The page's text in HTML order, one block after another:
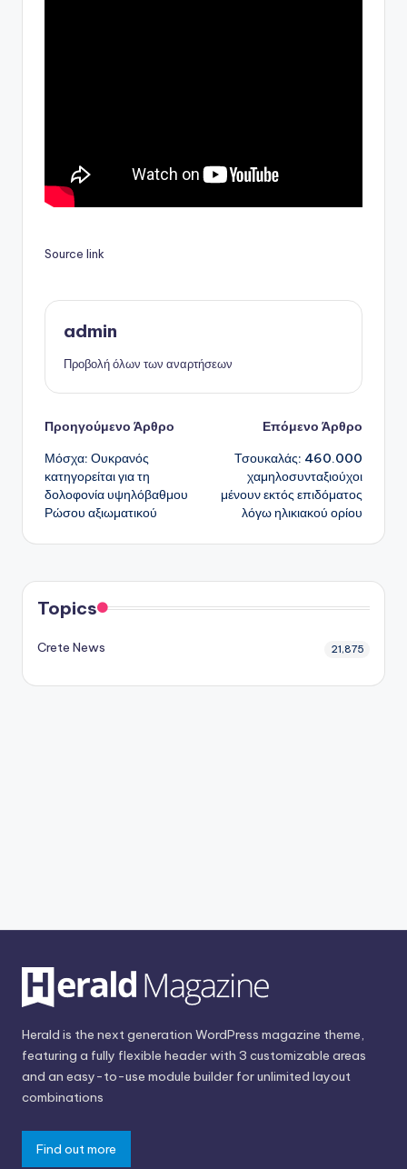
Source link
admin
Προβολή όλων των αναρτήσεων
Πλοήγηση
δημοσιεύσεων
Προηγούμενο Άρθρο
Μόσχα: Ουκρανός
κατηγορείται για τη
δολοφονία υψηλόβαθμου
Ρώσου αξιωματικού
Επόμενο Άρθρο
Τσουκαλάς: 460.000
χαμηλοσυνταξιούχοι
μένουν εκτός επιδόματος
λόγω ηλικιακού ορίου
Topics
Crete News 21,875
Herald is the next generation WordPress magazine theme,
featuring a fully flexible header with 3 customizable areas
and an easy-to-use module builder for unlimited layout
combinations
Find out more